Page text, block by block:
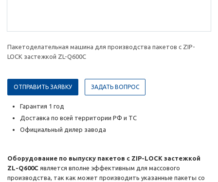
Пакетоделательная машина для производства пакетов с ZIP-
LOCK застежкой ZL-Q600С
ОТПРАВИТЬ ЗАЯВКУ ЗАДАТЬ ВОПРОС
Гарантия 1 год
Доставка по всей территории РФ и ТС
Официальный дилер завода
Оборудование по выпуску пакетов с ZIP-LOCK застежкой
ZL-Q600С является вполне эффективным для массового
производства, так как может производить указанные пакеты со